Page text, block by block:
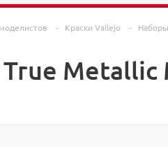
- Краски Vallejo -
Metallic